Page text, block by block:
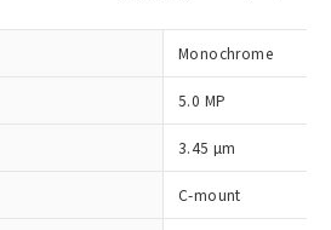
Monochrome
5.0 MP
3.45 µm
C-mount